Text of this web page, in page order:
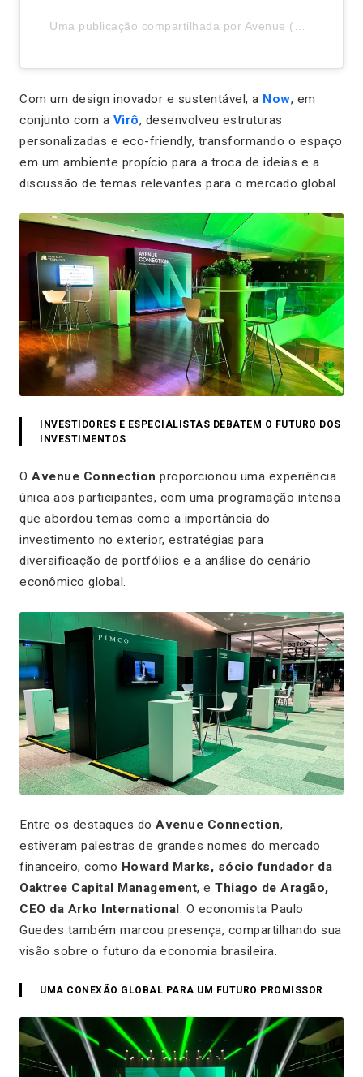
Com um design inovador e sustentável, a Now, em
conjunto com a Virô, desenvolveu estruturas
personalizadas e eco-friendly, transformando o espaço
em um ambiente propício para a troca de ideias e a
discussão de temas relevantes para o mercado global.
INVESTIDORES E ESPECIALISTAS DEBATEM O FUTURO DOS
INVESTIMENTOS
O Avenue Connection proporcionou uma experiência
única aos participantes, com uma programação intensa
que abordou temas como a importância do
investimento no exterior, estratégias para
diversificação de portfólios e a análise do cenário
econômico global.
Entre os destaques do Avenue Connection,
estiveram palestras de grandes nomes do mercado
financeiro, como Howard Marks, sócio fundador da
Oaktree Capital Management, e Thiago de Aragão,
CEO da Arko International. O economista Paulo
Guedes também marcou presença, compartilhando sua
visão sobre o futuro da economia brasileira.
UMA CONEXÃO GLOBAL PARA UM FUTURO PROMISSOR